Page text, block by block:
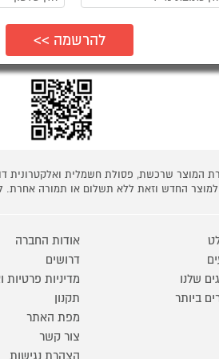
בתקנון
המוצר שרכשת, פסולת חשמלית
למוצר החדש וזאת ללא תשלום או תמורה
שלנו
ביותר
אודות החברה
דרושים
מדיניות
תקנון
מפת האתר
צור קשר
הצהרת נגישות